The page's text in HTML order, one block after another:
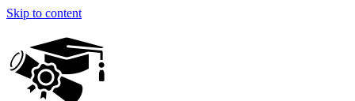
Skip to content